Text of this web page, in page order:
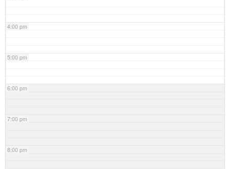
4:00 pm
5:00 pm
6:00 pm
7:00 pm
8:00 pm